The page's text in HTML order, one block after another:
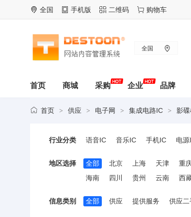
全国 手机版 二维码 购物车
全国
首页 商城 采购 企业 品牌
首页 > 供应 > 电子网 > 集成电路IC > 影
行业分类 语音IC 音乐IC 手机IC 电源
地区选择 全部 北京 上海 天津 重
海南
四川 贵州 云南 西
信息类别 全部 供应 提供服务 供应二